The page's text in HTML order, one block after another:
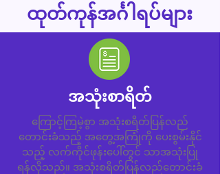
ထုတ်ကုန်အင်္ဂါရပ်များ
အသုံးစာရိတ်
ကြောင့်ကြမဲ့စွာ အသုံးစရိတ်ပြန်လည်
တောင်းခံသည့် အတွေ့အကြုံကို ပေးစွမ်းနိုင်
သည့် လက်ကိုင်ဖုန်းပေါ်တွင် သာအသုံးပြု
ရန်လိုသည်။ အသုံးစရိတ်ပြန်လည်တောင်းခံ